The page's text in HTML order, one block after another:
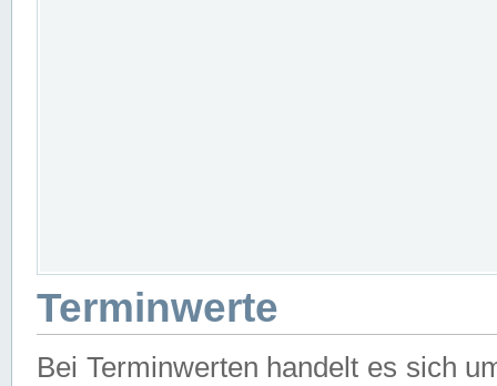
Terminwerte
Bei Terminwerten handelt es sich